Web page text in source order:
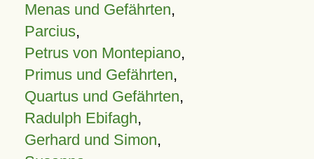
Menas und Gefährten,
Parcius,
Petrus von Montepiano,
Primus und Gefährten,
Quartus und Gefährten,
Radulph Ebifagh,
Gerhard und Simon,